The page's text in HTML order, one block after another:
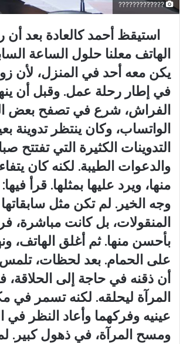
?????????????
استيقظ أحمد كالعادة بعد
الهاتف معلنا حلول الساعة
يكن معه أحد في المنزل، لأن
في إطار رحلة عمل. وقبل أن
الفراش، شرع في تصفح بعض
الواتساب، وكان ينتظر تدوينة
التدوينات الكثيرة التي تفتتح
والدعوات الطيبة. لكنه كان
منها، ويرد عليها بمثلها. قرأ
وجه الخير. لم تكن مثل
المنقولات، بل كانت مباشرة،
بأحسن منها. ثم أغلق الهاتف،
على الحمام. بعد لحظات،
أن ذقنه في حاجة إلى الحلاقة،
المرآة ليحلقه. لكنه تسمر في
عينيه وفركهما وأعاد النظر في
ومسح المرآة، في ذهول كبير.